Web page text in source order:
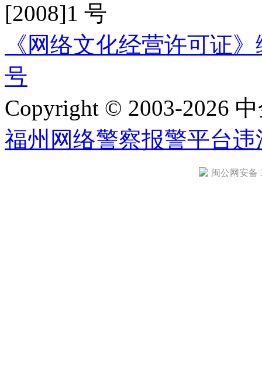
[2008]1 号
《网络文化经营许可证
号
Copyright © 2003-2026
福州网络警察报警平台违
闽公网安备